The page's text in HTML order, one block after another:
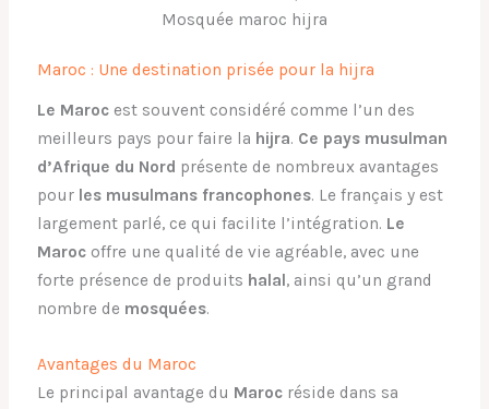
Maroc : Une destination prisée pour la hijra
Le Marocest souvent considéré comme l’un des
meilleurs pays pour faire la hijra. Ce pays musulman
d’Afrique du Nord présente de nombreux avantages
pour les musulmans francophones. Le français y est
largement parlé, ce qui facilite l’intégration. Le
Marocoffre une qualité de vie agréable, avec une
forte présence de produits halal, ainsi qu’un grand
nombre de mosquées.
Avantages du Maroc
Le principal avantage du Marocréside dans sa